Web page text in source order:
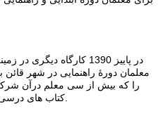
در پاییز 1390 کارگاه
معلمان دورۀ راهنمایی در شهر قائن
را که بیش از سی معلم درآن